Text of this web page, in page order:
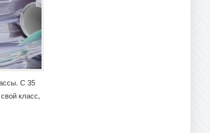
С 35
класс,